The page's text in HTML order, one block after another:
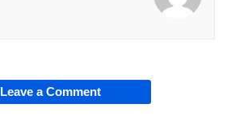
Leave a Comment